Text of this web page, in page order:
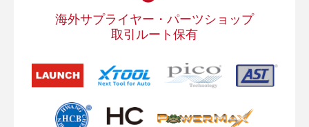
海外サプライヤー・パーツ ショップ
取引ルート保有